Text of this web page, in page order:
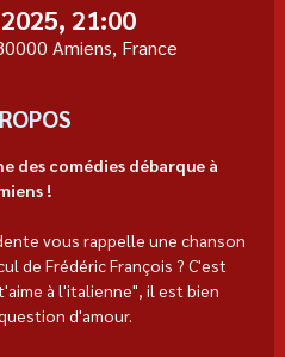
21:00
Amiens, France
des comédies débarque à
!
vous rappelle une chanson
de Frédéric François ? C'est
à l'italienne", il est bien
d'amour.